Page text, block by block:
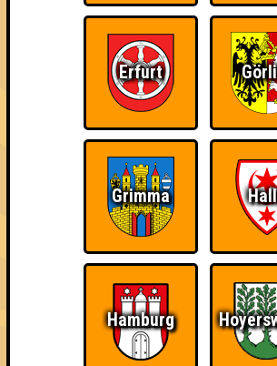
Seitenquiz Cottbus #296
Prima Wetter Opening Quiz · 02.07.2019 ·
Angemeldete Teams
Erfurt
Grimma
Hamburg